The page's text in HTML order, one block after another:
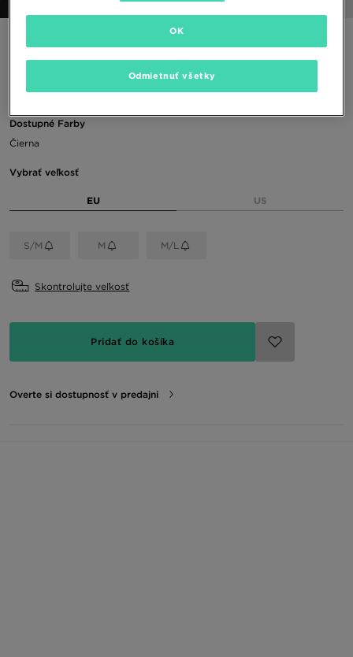
Dostupné Farby
Čierna
Vybrať veľkosť
EU US
S/M M M/L
Skontrolujte veľkosť
Pridať do košíka
Overte si dostupnosť v predajni
Odmietnuť všetky
OK